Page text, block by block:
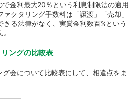
で金利最大20％という利息制限法の適用
クタリング手数料は「譲渡」「売却」
きる法律がなく、実質金利数百%という
ングの比較表
会について比較表にして、相違点をま